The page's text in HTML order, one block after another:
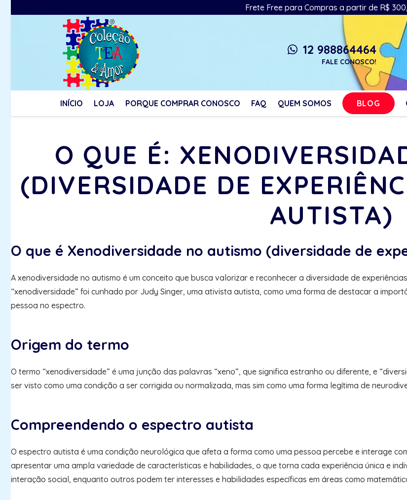
Frete Free para Compras a partir de R$
whatsapp 12 988864464
FALE CONOSCO!
INÍCIO LOJA PORQUE COMPRAR CONOSCO FAQ QUEM SOMOS BLOG
O QUE É:
(DIVERSIDADE DE
AUTISTA)
O que é Xenodiversidade no autismo (diversidade de
A xenodiversidade no autismo é um conceito que busca valorizar e reconhecer a diversidade de
“xenodiversidade” foi cunhado por Judy Singer, uma ativista autista, como uma forma de destacar a
pessoa no espectro.
Origem do termo
O termo “xenodiversidade” é uma junção das palavras “xeno”, que significa estranho ou diferente, e
ser visto como uma condição a ser corrigida ou normalizada, mas sim como uma forma legítima de
Compreendendo o espectro autista
O espectro autista é uma condição neurológica que afeta a forma como uma pessoa percebe e interage
apresentar uma ampla variedade de características e habilidades, o que torna cada experiência única e
interação social, enquanto outros podem ter interesses e habilidades específicas em áreas como